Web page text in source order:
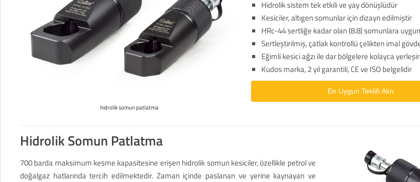
hidrolik somun patlatma
Hidrolik sistem tek etkili ve yay dönüşlüdür
Kesiciler, altıgen somunlar için dizayn edilmiştir
HRc-44 sertliğe kadar olan (8.8) somunlara
Sertleştirilmiş, çatlak kontrollü çelikten imal
Eğimli kesici ağzı ile dar bölgelere kolayca yerleşir
Kudos marka, 2 yıl garantili, CE ve ISO belgelidir
En Uygun Teklifi Alın
Hidrolik Somun Patlatma
700 barda maksimum kesme kapasitesine erişen hidrolik somun kesiciler, özellikle petrol ve
doğalgaz hatlarında tercih edilmektedir. Zaman içinde paslanan ve yerine kaynayan ve